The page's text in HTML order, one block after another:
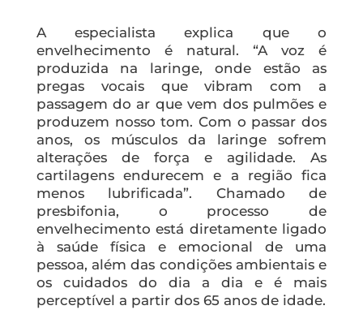
A especialista explica que o
envelhecimento é natural. “A voz é
produzida na laringe, onde estão as
pregas vocais que vibram com a
passagem do ar que vem dos pulmões e
produzem nosso tom. Com o passar dos
anos, os músculos da laringe sofrem
alterações de força e agilidade. As
cartilagens endurecem e a região fica
menos lubrificada”. Chamado de
presbifonia, o processo de
envelhecimento está diretamente ligado
à saúde física e emocional de uma
pessoa, além das condições ambientais e
os cuidados do dia a dia e é mais
perceptível a partir dos 65 anos de idade.